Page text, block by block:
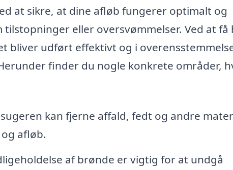
at sikre, at dine afløb fungerer optimalt og
eller oversvømmelser. Ved at
bliver udført effektivt og i
finder du nogle konkrete områder,
kan fjerne affald, fedt og andre
afløb.
af brønde er vigtig for at undgå